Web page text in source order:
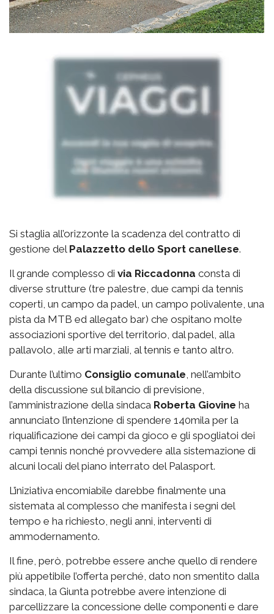
Si staglia all’orizzonte la scadenza del contratto di
gestione del Palazzetto dello Sport canellese.
Il grande complesso di via Riccadonna consta di
diverse strutture (tre palestre, due campi da tennis
coperti, un campo da padel, un campo polivalente, una
pista da MTB ed allegato bar) che ospitano molte
associazioni sportive del territorio, dal padel, alla
pallavolo, alle arti marziali, al tennis e tanto altro.
Durante l’ultimo Consiglio comunale , nell’ambito
della discussione sul bilancio di previsione,
l’amministrazione della sindaca Roberta Giovine ha
annunciato l’intenzione di spendere 140mila per la
riqualificazione dei campi da gioco e gli spogliatoi dei
campi tennis nonché provvedere alla sistemazione di
alcuni locali del piano interrato del Palasport.
L’iniziativa encomiabile darebbe finalmente una
sistemata al complesso che manifesta i segni del
tempo e ha richiesto, negli anni, interventi di
ammodernamento.
Il fine, però, potrebbe essere anche quello di rendere
più appetibile l’offerta perché, dato non smentito dalla
sindaca, la Giunta potrebbe avere intenzione di
parcellizzare la concessione delle componenti e dare